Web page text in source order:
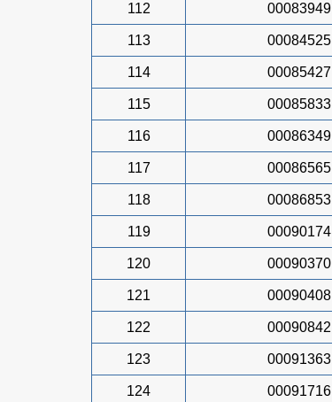
112 00083949
113 00084525
114 00085427
115 00085833
116 00086349
117 00086565
118 00086853
119 00090174
120 00090370
121 00090408
122 00090842
123 00091363
124 00091716